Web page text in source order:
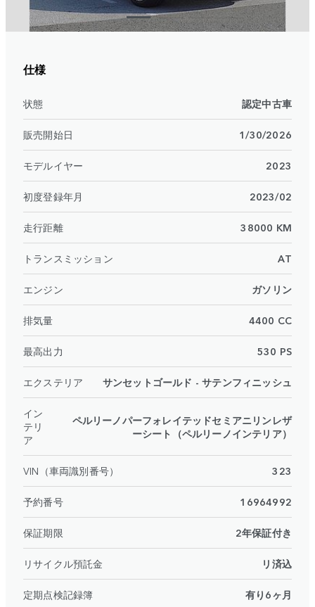
仕様
状態 認定中古車
販売開始日 1/30/2026
モデルイヤー 2023
初度登録年月 2023/02
走行距離 38000 KM
トランスミッション AT
エンジン ガソリン
排気量 4400 CC
最高出力 530 PS
エクステリア サンセットゴールド - サテンフィニッシュ
イン
テリ
ア
ペルリーノパーフォレイテッドセミアニリンレザ
ーシート（ペルリーノインテリア）
VIN（車両識別番号） 323
予約番号 16964992
保証期限 2年保証付き
リサイクル預託金 リ済込
定期点検記録簿 有り6ヶ月